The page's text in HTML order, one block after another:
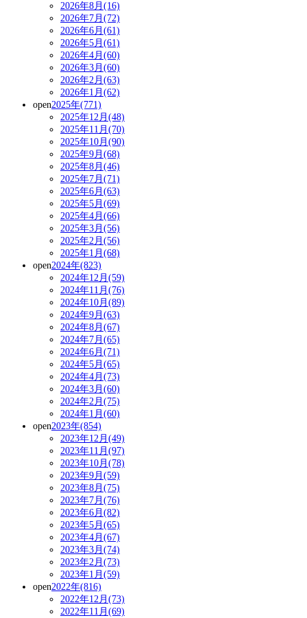
2026年8月(16)
2026年7月(72)
2026年6月(61)
2026年5月(61)
2026年4月(60)
2026年3月(60)
2026年2月(63)
2026年1月(62)
open2025年(771)
2025年12月(48)
2025年11月(70)
2025年10月(90)
2025年9月(68)
2025年8月(46)
2025年7月(71)
2025年6月(63)
2025年5月(69)
2025年4月(66)
2025年3月(56)
2025年2月(56)
2025年1月(68)
open2024年(823)
2024年12月(59)
2024年11月(76)
2024年10月(89)
2024年9月(63)
2024年8月(67)
2024年7月(65)
2024年6月(71)
2024年5月(65)
2024年4月(73)
2024年3月(60)
2024年2月(75)
2024年1月(60)
open2023年(854)
2023年12月(49)
2023年11月(97)
2023年10月(78)
2023年9月(59)
2023年8月(75)
2023年7月(76)
2023年6月(82)
2023年5月(65)
2023年4月(67)
2023年3月(74)
2023年2月(73)
2023年1月(59)
open2022年(816)
2022年12月(73)
2022年11月(69)